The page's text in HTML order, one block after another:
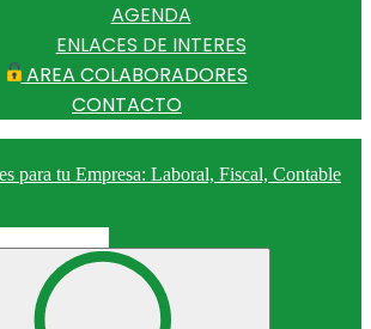
AGENDA
ENLACES DE INTERES
AREA COLABORADORES
CONTACTO